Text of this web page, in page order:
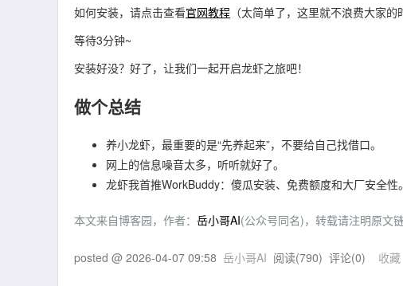
如何安装，请点击查看官网教程 （太简单了，这里就不浪费大家的
等待3分钟~
安装好没？好了，让我们一起开启龙虾之旅吧！
做个总结
养小龙虾，最重要的是“先养起来”，不要给自己找借口。
网上的信息噪音太多，听听就好了。
龙虾我首推WorkBuddy：傻瓜安装、免费额度和大厂安全性。
本文来自博客园，作者： 岳小哥AI(公众号同名)，转载请注明原文链
posted @ 2026-04-07 09:58 岳小哥AI 阅读(790) 评论(0) 收藏